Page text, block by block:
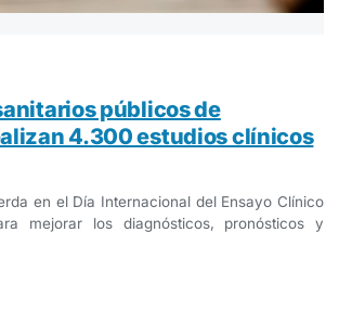
públicos de
4.300 estudios clínicos
en el Día Internacional del Ensayo Clínico
mejorar los diagnósticos, pronósticos y